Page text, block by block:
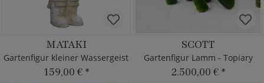
MATAKI
Gartenfigur kleiner Wassergeist
159,00 € *
SCOTT
Gartenfigur Lamm - Topiary
2.500,00 € *